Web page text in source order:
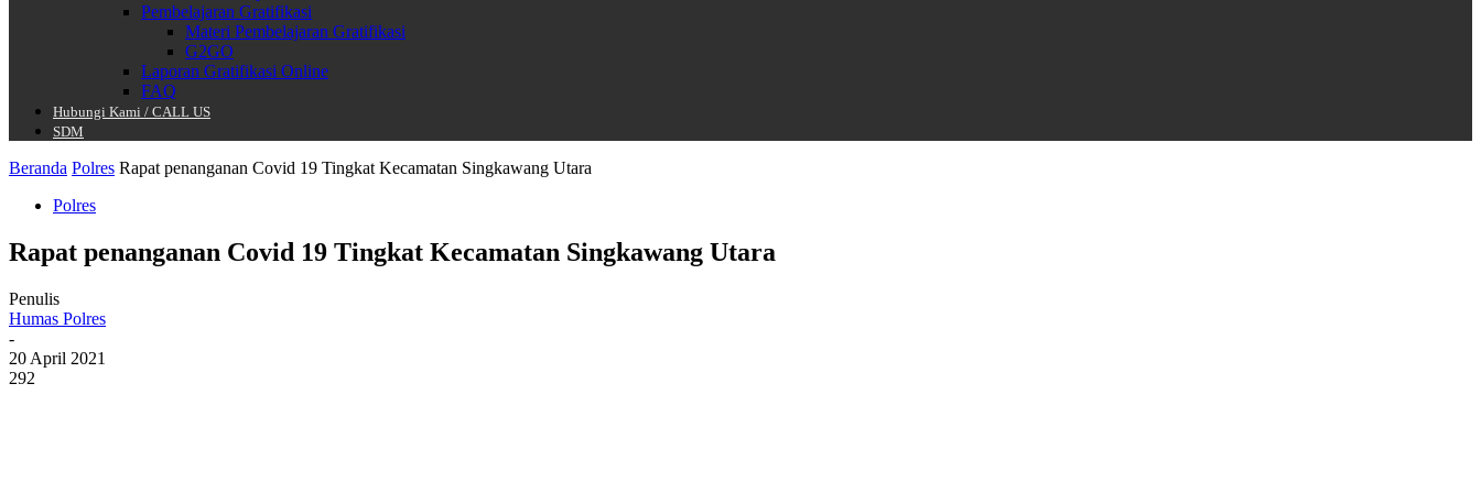
Pembelajaran Gratifikasi
Materi Pembelajaran Gratifikasi
G2GO
Laporan Gratifikasi Online
FAQ
Hubungi Kami / CALL US
SDM
Beranda Polres Rapat penanganan Covid 19 Tingkat Kecamatan Singkawang Utara
Polres
Rapat penanganan Covid 19 Tingkat Kecamatan Singkawang Utara
Penulis
Humas Polres
-
20 April 2021
292